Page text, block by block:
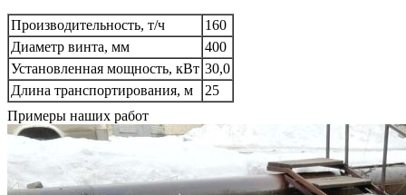
Производительность, т/ч
160
Диаметр винта, мм
400
Установленная мощность, кВт 30,0
Длина транспортирования, м
25
Примеры наших работ